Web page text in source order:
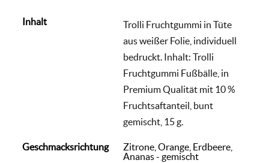
Inhalt
Trolli Fruchtgummi in Tüte
aus weißer Folie, individuell
bedruckt. Inhalt: Trolli
Fruchtgummi Fußbälle, in
Premium Qualität mit 10 %
Fruchtsaftanteil, bunt
gemischt, 15 g.
Geschmacksrichtung
Zitrone, Orange, Erdbeere,
Ananas - gemischt